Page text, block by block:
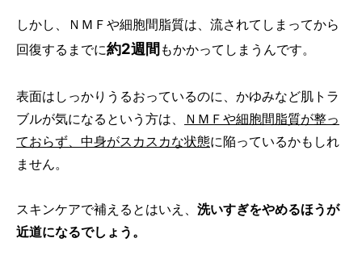
しかし、ＮＭＦや細胞間脂質は、流されてしまってから
回復するまでに約2週間 もかかってしまうんです。
表面はしっかりうるおっているのに、かゆみなど肌トラ
ブルが気になるという方は、
ＮＭＦや細胞間脂質が整っ
ておらず、中身がスカスカな状態に陥っているかもしれ
ません。
スキンケアで補えるとはいえ、 洗いすぎをやめるほうが
近道になるでしょう。